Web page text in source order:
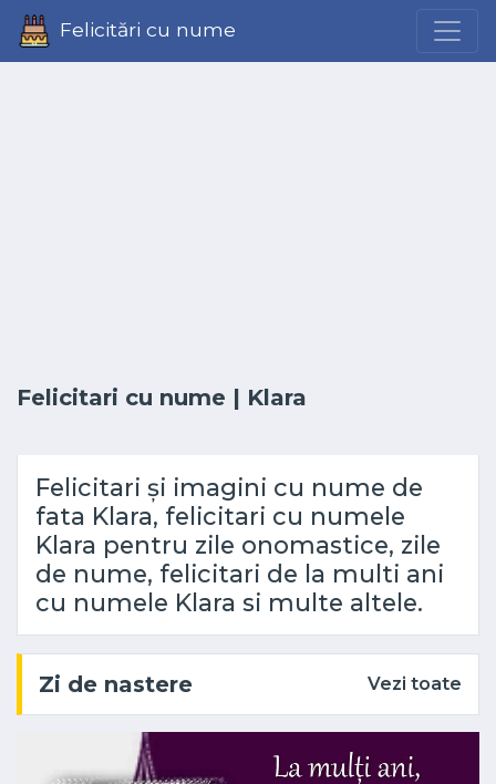
Felicitări cu nume
Felicitari cu nume | Klara
Felicitari și imagini cu nume de
fata Klara, felicitari cu numele
Klara pentru zile onomastice, zile
de nume, felicitari de la multi ani
cu numele Klara si multe altele.
Zi de nastere Vezi toate